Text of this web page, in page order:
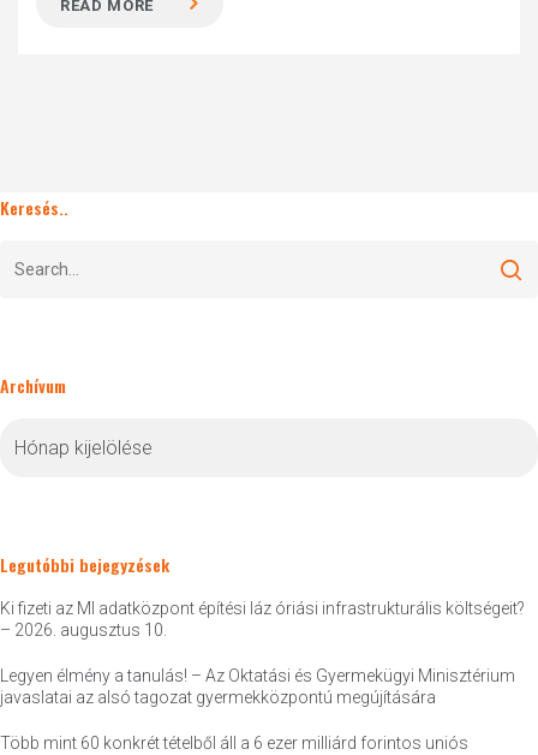
READ MORE
Keresés..
Archívum
Legutóbbi bejegyzések
Ki fizeti az MI adatközpont építési láz óriási infrastrukturális költségeit?
– 2026. augusztus 10.
Legyen élmény a tanulás! – Az Oktatási és Gyermekügyi Minisztérium
javaslatai az alsó tagozat gyermekközpontú megújítására
Több mint 60 konkrét tételből áll a 6 ezer milliárd forintos uniós